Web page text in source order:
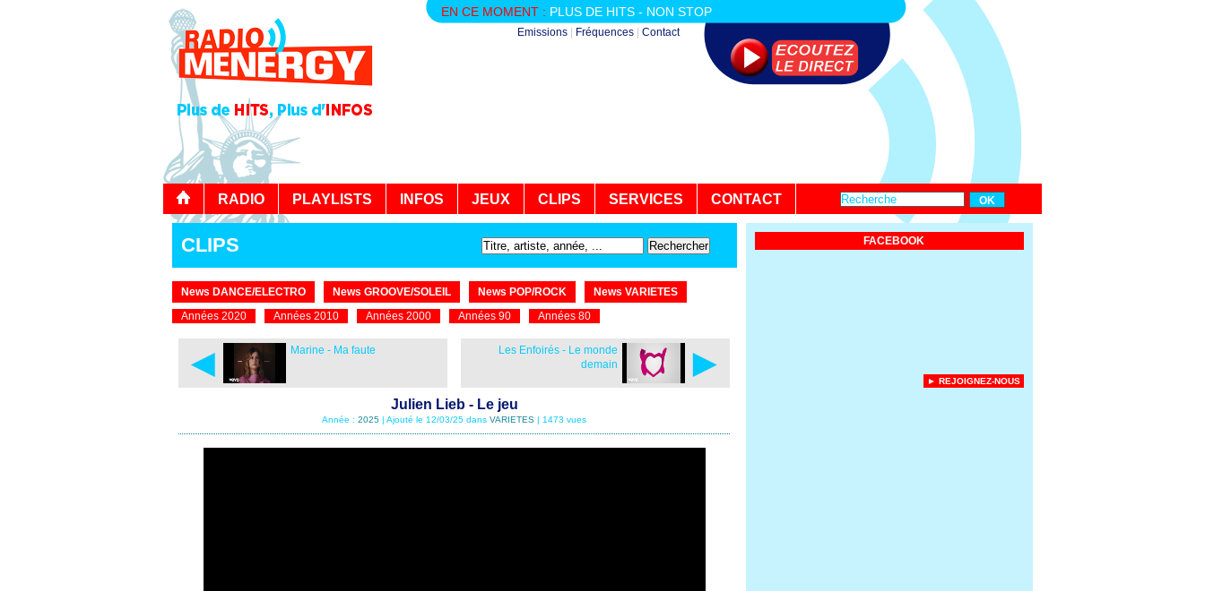
EN CE MOMENT : PLUS DE HITS - NON STOP
Emissions Fréquences Contact
RADIO PLAYLISTS INFOS JEUX CLIPS SERVICES CONTACT
CLIPS
News DANCE/ELECTRO News GROOVE/SOLEIL News POP/ROCK
News VARIETES
Années 2020
Années 2010 Années 2000 Années 90 Années 80
◄ Marine - Ma faute ►
Les Enfoirés - Le monde
demain
Julien Lieb - Le jeu
Année : 2025 | Ajouté le 12/03/25 dans VARIETES | 1473 vues
FACEBOOK
► REJOIGNEZ-NOUS